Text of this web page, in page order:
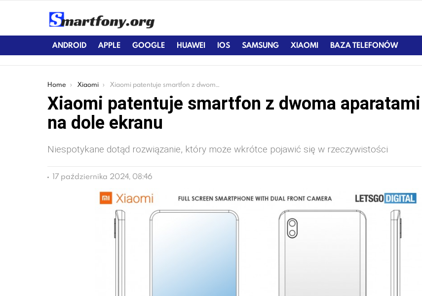
ANDROID APPLE GOOGLE HUAWEI IOS SAMSUNG XIAOMI BAZA TELEFONÓW
You are here:
Home Xiaomi Xiaomi patentuje smartfon z dwoma aparatami na dole ekranu
Xiaomi patentuje smartfon z dwoma aparatami
na dole ekranu
Niespotykane dotąd rozwiązanie, który może wkrótce pojawić się w rzeczywistości
17 października 2024, 08:46